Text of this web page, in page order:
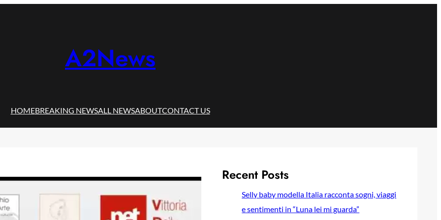
A2News
HOMEBREAKING NEWSALL NEWSABOUTCONTACT US
Recent Posts
Selly baby modella Italia racconta sogni, viaggi
e sentimenti in “Luna lei mi guarda”